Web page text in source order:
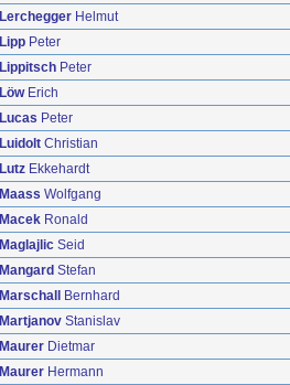
Lerchegger Helmut
Lipp Peter
Lippitsch Peter
LöwErich
Lucas Peter
Luidolt Christian
Lutz Ekkehardt
Maass Wolfgang
Macek Ronald
Maglajlic Seid
Mangard Stefan
Marschall
Bernhard
Martjanov Stanislav
Maurer Dietmar
Maurer Hermann